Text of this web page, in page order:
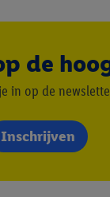
de
in op de
Inschrijven
vinden over de
technologieën
doeleinden.
te allen tijde met
hier.